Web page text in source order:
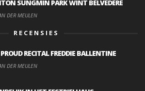
SUNGMIN PARK WINT BELVEDERE
DER MEULEN
RECENSIES
RECITAL FREDDIE BALLENTINE
DER MEULEN